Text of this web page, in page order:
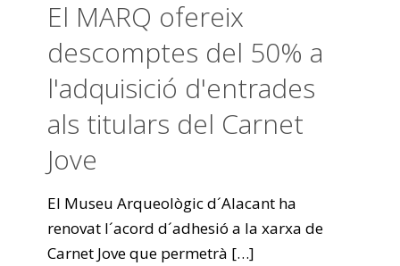
El MARQ ofereix
descomptes del 50% a
l'adquisició d'entrades
als titulars del Carnet
Jove
El Museu Arqueològic d´Alacant ha
renovat l´acord d´adhesió a la xarxa de
Carnet Jove que permetrà […]